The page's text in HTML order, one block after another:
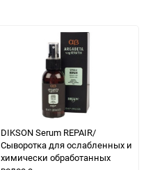
DIKSON Serum REPAIR/
Сыворотка для ослабленных и
химически обработанных